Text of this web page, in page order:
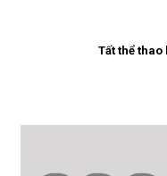
Tất thể thao